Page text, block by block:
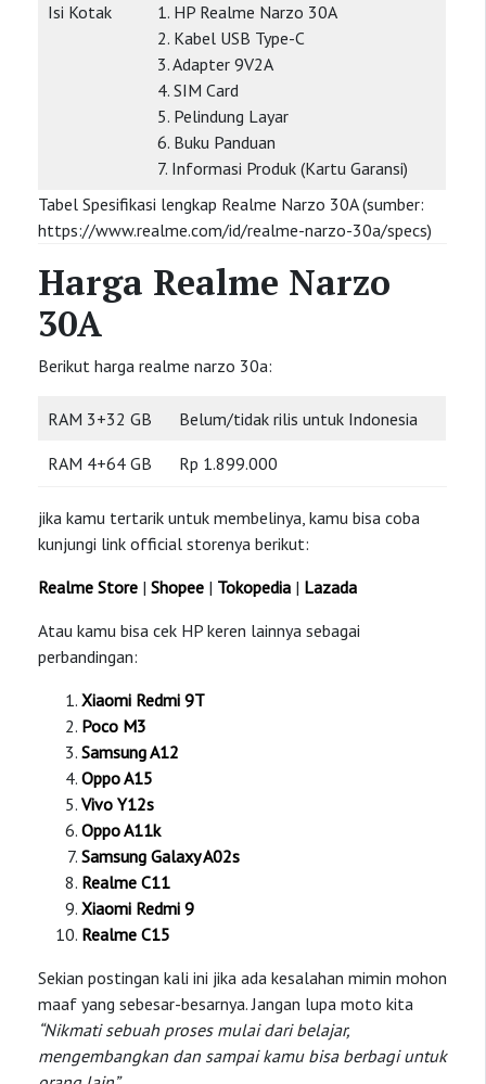
Isi Kotak
1. HP Realme Narzo 30A
2. Kabel USB Type-C
3. Adapter 9V2A
4. SIM Card
5. Pelindung Layar
6. Buku Panduan
7. Informasi Produk (Kartu Garansi)
Tabel Spesifikasi lengkap Realme Narzo 30A (sumber:
https://www.realme.com/id/realme-narzo-30a/specs)
Harga Realme Narzo
30A
Berikut harga realme narzo 30a:
RAM 3+32 GB Belum/tidak rilis untuk Indonesia
RAM 4+64 GB Rp 1.899.000
jika kamu tertarik untuk membelinya, kamu bisa coba
kunjungi link official storenya berikut:
Realme Store | Shopee | Tokopedia | Lazada
Atau kamu bisa cek HP keren lainnya sebagai
perbandingan:
Xiaomi Redmi 9T
Poco M3
Samsung A12
Oppo A15
Vivo Y12s
Oppo A11k
Samsung Galaxy A02s
Realme C11
Xiaomi Redmi 9
Realme C15
Sekian postingan kali ini jika ada kesalahan mimin mohon
maaf yang sebesar-besarnya. Jangan lupa moto kita
“Nikmati sebuah proses mulai dari belajar,
mengembangkan dan sampai kamu bisa berbagi untuk